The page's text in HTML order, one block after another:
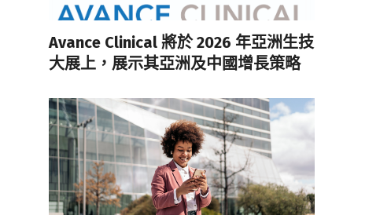
Avance Clinical 將於 2026 年亞洲生技
大展上，展示其亞洲及中國增長策略